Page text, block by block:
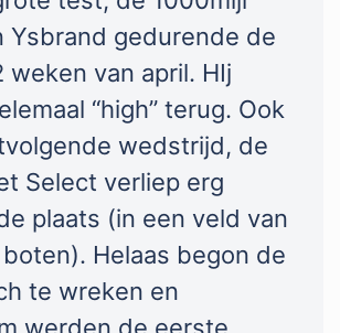
Ysbrand gedurende de
weken van april. HIj
“high” terug. Ook
wedstrijd, de
Select verliep erg
plaats (in een veld van
Helaas begon de
te wreken en
werden de eerste